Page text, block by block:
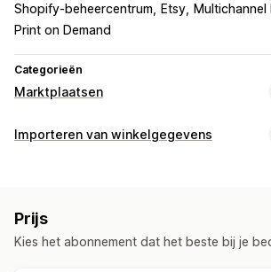
Shopify-beheercentrum Etsy Multichannel
Print on Demand
Categorieën
Marktplaatsen
Vermeldingsbeheer
Aangepaste vermeldingen
Importeren van winkelgegevens
Synchronisatie van bestellingen
Productsynchronisatie
Prijs
Kies het abonnement dat het beste bij je